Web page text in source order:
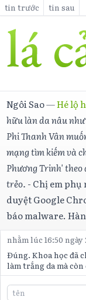
tin trước tin sau
Ngôi Sao—Hé lộ
hữu làn da nâu
Phi Thanh Vân
mạng tìm kiếm và
Phương Trinh'
trẻo. - Chị em
duyệt Google
báo malware.
nhằm lúc 16:50
Đúng. Khoa học đã
làm trắng da mà